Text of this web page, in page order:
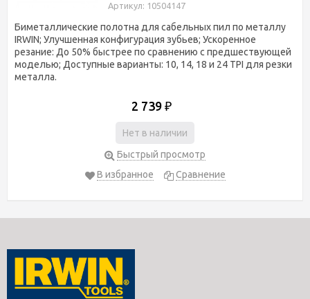
Артикул: 10504147
Биметаллические полотна для сабельных пил по металлу
IRWIN; Улучшенная конфигурация зубьев; Ускоренное
резание: До 50% быстрее по сравнению с предшествующей
моделью; Доступные варианты: 10, 14, 18 и 24 TPI для резки
металла.
2 739 ₽
Нет в наличии
Быстрый просмотр
В избранное
Сравнение